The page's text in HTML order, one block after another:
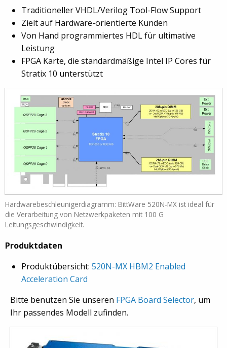
Traditioneller VHDL/Verilog Tool-Flow Support
Zielt auf Hardware-orientierte Kunden
Von Hand programmiertes HDL für ultimative
Leistung
FPGA Karte, die standardmäßige Intel IP Cores für
Stratix 10 unterstützt
Hardwarebeschleunigerdiagramm: BittWare 520N-MX ist ideal für
die Verarbeitung von Netzwerkpaketen mit 100 G
Leitungsgeschwindigkeit.
Produktdaten
Produktübersicht: 520N-MX HBM2 Enabled
Acceleration Card
Bitte benutzen Sie unseren FPGA Board Selector, um
Ihr passendes Modell zufinden.